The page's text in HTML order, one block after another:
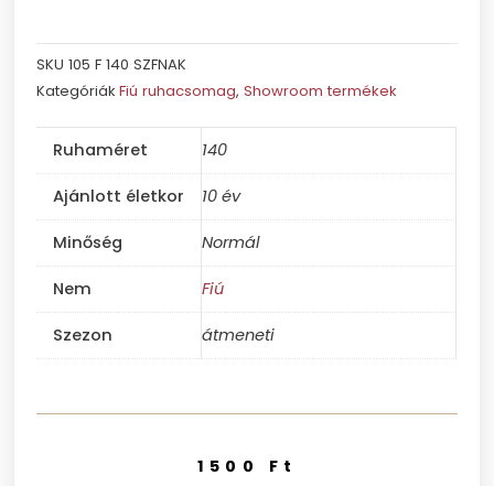
SKU105 F 140 SZFNAK
Kategóriák Fiú ruhacsomag,Showroom termékek
Ruhaméret 140
Ajánlott életkor 10 év
Minőség Normál
Nem Fiú
Szezon átmeneti
1500 Ft